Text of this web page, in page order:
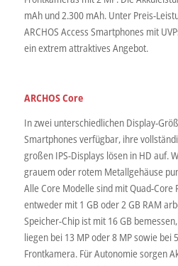
mAh und 2.300 mAh. Unter Preis-
ARCHOS Access Smartphones mit
ein extrem attraktives Angebot.
ARCHOS Core
In zwei unterschiedlichen Display-
Smartphones verfügbar, ihre
großen IPS-Displays lösen in HD auf.
grauem oder rotem Metallgehäuse
Alle Core Modelle sind mit Quad-Core
entweder mit 1 GB oder 2 GB RAM
Speicher-Chip ist mit 16 GB
liegen bei 13 MP oder 8 MP sowie bei
Frontkamera. Für Autonomie sorgen